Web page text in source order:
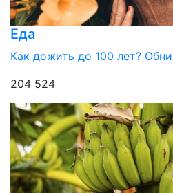
Еда
Как дожить до 100 лет?
204 524